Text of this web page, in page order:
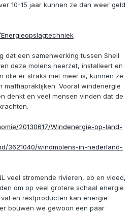
10-15 jaar kunnen ze dan weer geld
dat een samenwerking tussen Shell
deze molens neerzet, installeert en
olie er straks niet meer is, kunnen ze
maffiapraktijken. Vooral windenergie
denkt en veel mensen vinden dat de
20130617/Windenergie-op-land-
3621040/windmolens-in-nederland-
veel stromende rivieren, eb en vloed,
om op veel grotere schaal energie
en restproducten kan energie
bouwen we gewoon een paar